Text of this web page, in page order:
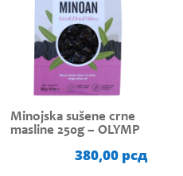
Minojska sušene crne
masline 250g – OLYMP
380,00 рсд